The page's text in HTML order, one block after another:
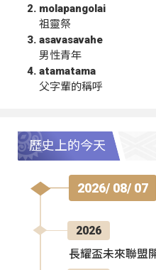
molapangolai
祖靈祭
asavasavahe
男性青年
atamatama
父字輩的稱呼
歷史上的今天
2026/ 08/ 07
2026
長耀盃未來聯盟